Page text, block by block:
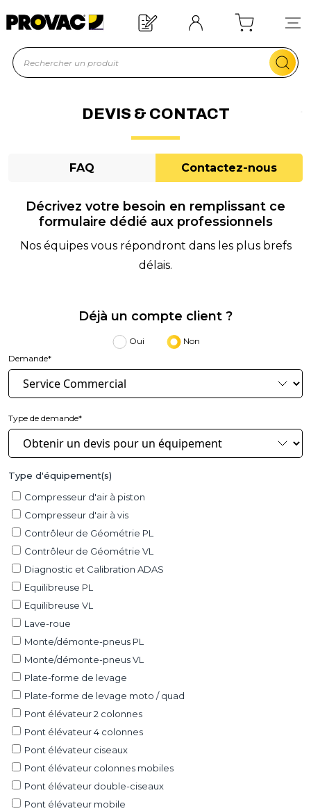
d'un équipement ?
DEVIS & CONTACT
FAQ Contactez-nous
Décrivez votre besoin en remplissant ce
formulaire dédié aux professionnels
Nos équipes vous répondront dans les plus brefs
délais.
Déjà un compte client ?
Oui
Non
Demande*
Type de demande*